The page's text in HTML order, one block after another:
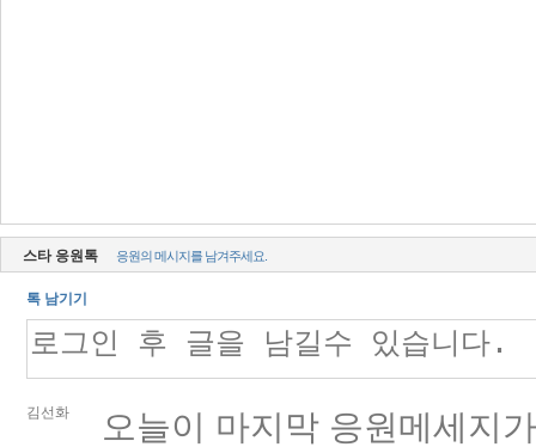
스타 응원톡 응원의 메시지를 남겨주세요.
톡 남기기
김선화
오늘이 마지막 응원메세지